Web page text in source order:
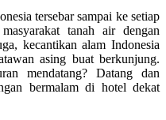
tersebar sampai ke setiap
tanah air dengan
kecantikan alam Indonesia
asing buat berkunjung.
mendatang? Datang dan
bermalam di hotel dekat